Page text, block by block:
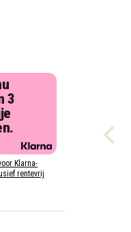
3
Klarna-
rentevrij